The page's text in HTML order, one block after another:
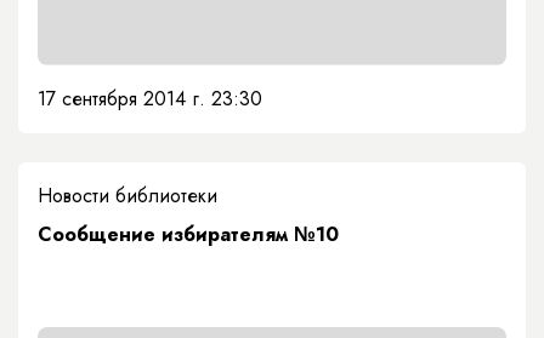
17 сентября 2014 г. 23:30
Новости библиотеки
Сообщение избирателям №10